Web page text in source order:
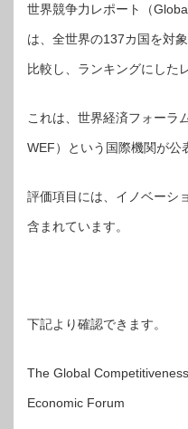
世界競争力レポート（
は、全世界の137カ国を対
比較し、ランキングにした
これは、世界経済フォーラ
WEF）という国際機関が公
評価項目には、イノベーシ
含まれています。
下記より確認できます。
The Global
Economic Forum